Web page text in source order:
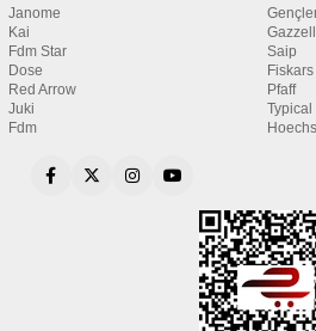
Janome
Kai
Fdm Star
Dose
Red Arrow
Juki
Fdm
Saip
Fiskars
Pfaff
Typical